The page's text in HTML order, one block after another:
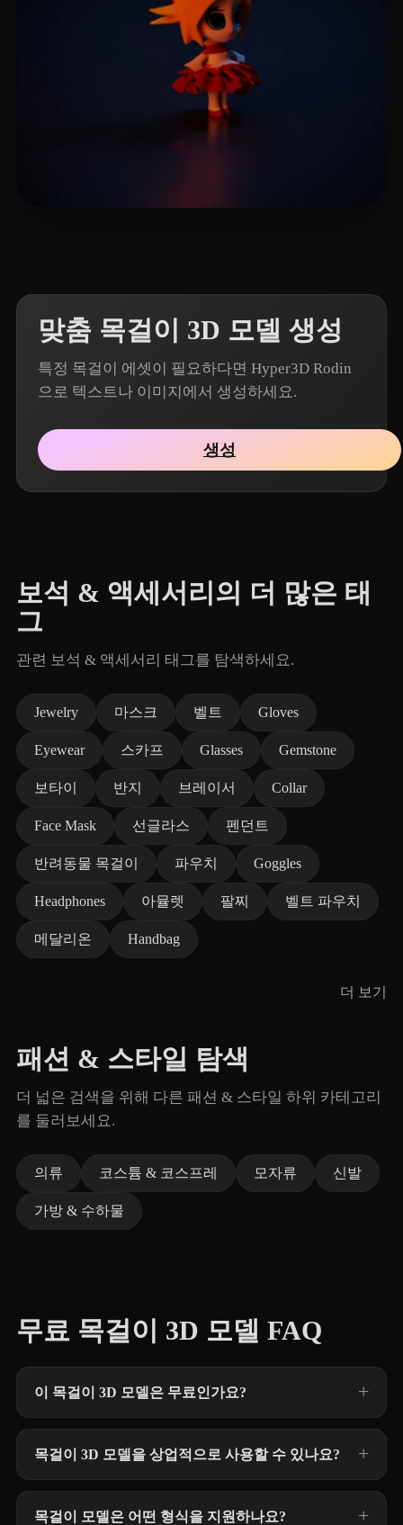
맞춤 목걸이 3D 모델 생성
특정 목걸이 에셋이 필요하다면 Hyper3D Rodin
으로 텍스트나 이미지에서 생성하세요.
생성
보석 & 액세서리의 더 많은 태
그
관련 보석 & 액세서리 태그를 탐색하세요.
Jewelry 마스크 벨트 Gloves
Eyewear 스카프 Glasses Gemstone
보타이 반지 브레이서 Collar
Face Mask 선글라스 펜던트
반려동물 목걸이 파우치 Goggles
Headphones 아뮬렛 팔찌 벨트 파우치
메달리온 Handbag
더 보기
패션 & 스타일 탐색
더 넓은 검색을 위해 다른 패션 & 스타일 하위 카테고리
를 둘러보세요.
의류 코스튬 & 코스프레 모자류 신발
가방 & 수하물
무료 목걸이 3D 모델 FAQ
이 목걸이 3D 모델은 무료인가요?
목걸이 3D 모델을 상업적으로 사용할 수 있나요?
목걸이 모델은 어떤 형식을 지원하나요?